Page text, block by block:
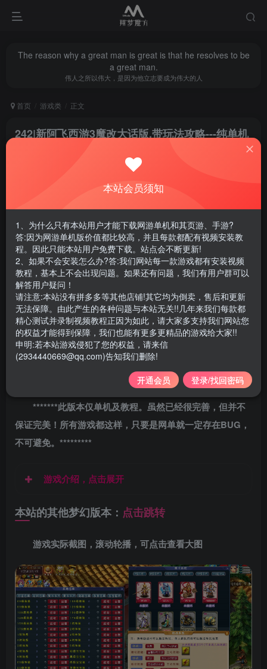
The reason why a great man is great is that he resolves to be
a great man.
伟人之所以伟大，是因为他立志要成为伟大的人
首页 游戏类 正文
242|新阿飞西游3魔改大话版,带玩法攻略---纯单机
游戏大小：10G左右
支持系统：win7/10/11 64位系统
配套：GM使用，单机视频教程
大家自行体验，仅单机，无源码
仅供个人学习使用，请勿商用！
*******此版本仅单机及教程。虽然已经很完善，但并不
保证完美！所有游戏都这样，只要是网单就一定存在BUG，
不可避免。*********
游戏介绍，点击展开
本站的其他梦幻版本： 点击跳转
游戏实际截图，滚动轮播，可点击查看大图
本站会员须知
1、为什么只有本站用户才能下载网游单机和其页游、手游?
答:因为网游单机版价值都比较高，并且每款都配有视频安装教
程。因此只能本站用户免费下载。站点会不断更新!
2、如果不会安装怎么办?答:我们网站每一款游戏都有安装视频
教程，基本上不会出现问题。如果还有问题，我们有用户群可以
解答用户疑问！
请注意:本站没有拼多多等其他店铺!其它均为倒卖，售后和更新
无法保障。由此产生的各种问题与本站无关!!几年来我们每款都
精心测试并录制视频教程正因为如此，请大家多支持我们网站您
的权益才能得到保障，我们也能有更多更精品的游戏给大家!!
申明:若本站游戏侵犯了您的权益，请来信
(2934440669@qq.com)告知我们删除!
开通会员 登录/找回密码